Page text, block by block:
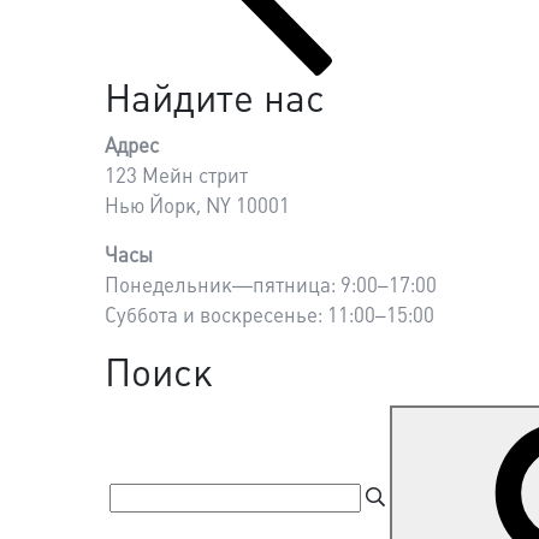
Найдите нас
Адрес
123 Мейн стрит
Нью Йорк, NY 10001
Часы
Понедельник—пятница: 9:00–17:00
Суббота и воскресенье: 11:00–15:00
Поиск
Suchen